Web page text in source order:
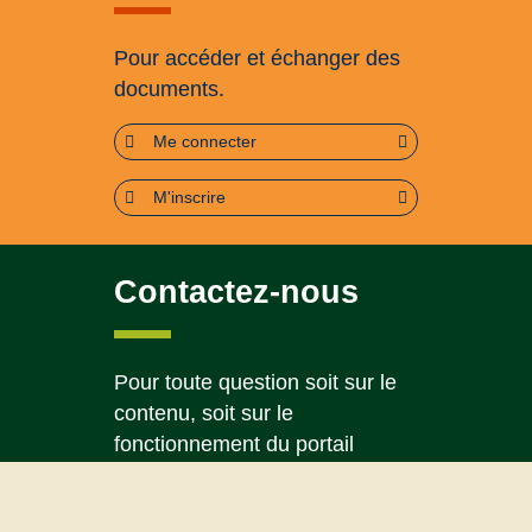
Pour accéder et échanger des
documents.
Me connecter
M'inscrire
Contactez-nous
Pour toute question soit sur le
contenu, soit sur le
fonctionnement du portail